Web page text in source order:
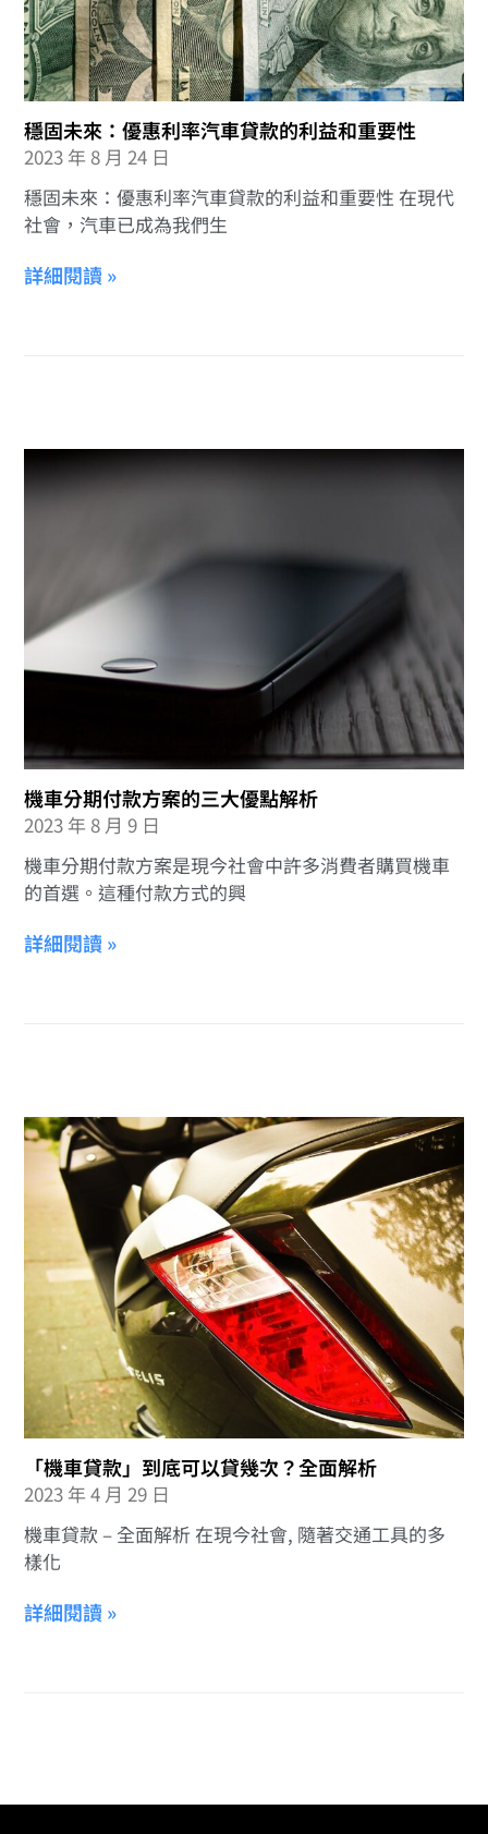
穩固未來：優惠利率汽車貸款的利益和重要性
2023 年 8 月 24 日
穩固未來：優惠利率汽車貸款的利益和重要性 在現代
社會，汽車已成為我們生
詳細閱讀 »
機車分期付款方案的三大優點解析
2023 年 8 月 9 日
機車分期付款方案是現今社會中許多消費者購買機車
的首選。這種付款方式的興
詳細閱讀 »
「機車貸款」到底可以貸幾次？全面解析
2023 年 4 月 29 日
機車貸款 – 全面解析 在現今社會, 隨著交通工具的多
樣化
詳細閱讀 »